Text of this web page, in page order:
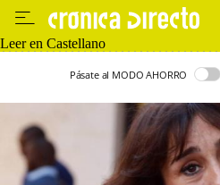
Leer en Castellano
Pásate al MODO AHORRO